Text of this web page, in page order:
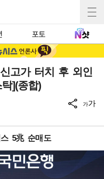
포토
고가 터치 후 외인
](종합)
가가
5兆 순매도